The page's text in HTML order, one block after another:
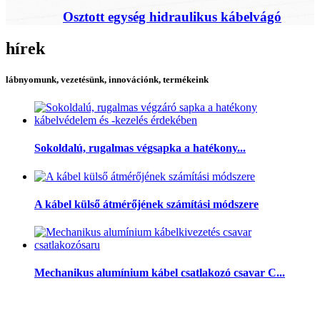
Osztott egység hidraulikus kábelvágó
hírek
lábnyomunk, vezetésünk, innovációnk, termékeink
Sokoldalú, rugalmas végsapka a hatékony...
A kábel külső átmérőjének számítási módszere
Mechanikus alumínium kábel csatlakozó csavar C...